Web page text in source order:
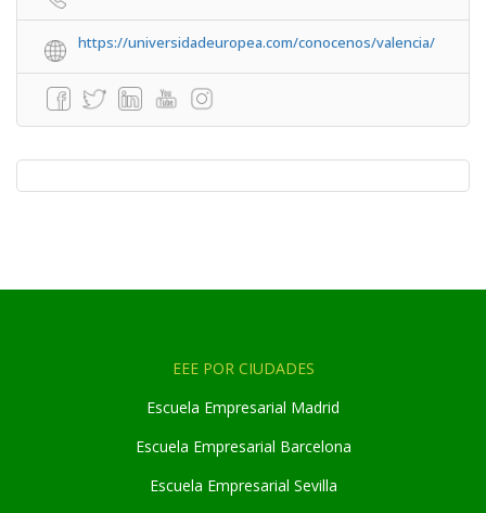
https://universidadeuropea.com/conocenos/valencia/
EEE POR CIUDADES
Escuela Empresarial Madrid
Escuela Empresarial Barcelona
Escuela Empresarial Sevilla